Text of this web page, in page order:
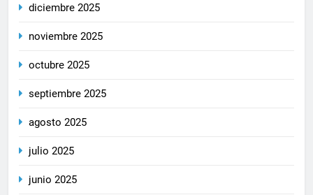
diciembre 2025
noviembre 2025
octubre 2025
septiembre 2025
agosto 2025
julio 2025
junio 2025